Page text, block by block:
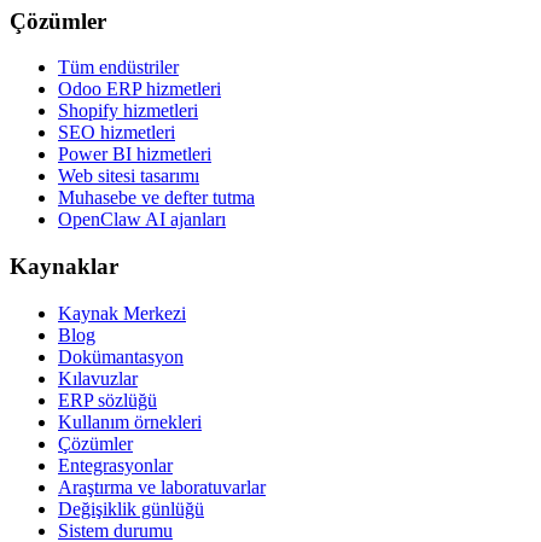
Çözümler
Tüm endüstriler
Odoo ERP hizmetleri
Shopify hizmetleri
SEO hizmetleri
Power BI hizmetleri
Web sitesi tasarımı
Muhasebe ve defter tutma
OpenClaw AI ajanları
Kaynaklar
Kaynak Merkezi
Blog
Dokümantasyon
Kılavuzlar
ERP sözlüğü
Kullanım örnekleri
Çözümler
Entegrasyonlar
Araştırma ve laboratuvarlar
Değişiklik günlüğü
Sistem durumu